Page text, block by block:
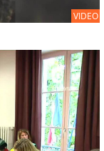
VIDEO